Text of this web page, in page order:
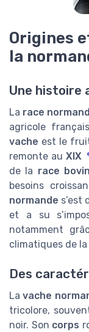
Origines
la
Une histoire
La race
agricole
vache est le
remonte auXIX
de la race
besoins
normande s’est
et a su
notamment
climatiques de la
Des
Lavache
tricolore,
noir. Son corps